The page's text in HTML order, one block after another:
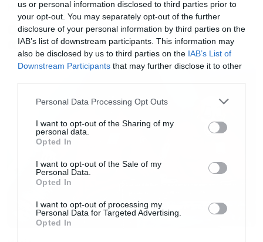
us or personal information disclosed to third parties prior to
your opt-out. You may separately opt-out of the further
disclosure of your personal information by third parties on the
IAB’s list of downstream participants. This information may
also be disclosed by us to third parties on the IAB’s List of
Downstream Participants that may further disclose it to other
Please note that this website/app uses one or more Google
not limited to your visit or usage behaviour. You may click to
grant or deny consent to Google and its third-party tags to
use your data for below specified purposes in below Google
consent section.
Personal Data Processing Opt Outs
I want to opt-out of the Sharing of my
personal data.
Opted In
I want to opt-out of the Sale of my
Personal Data.
Opted In
I want to opt-out of processing my
Personal Data for Targeted Advertising.
Opted In
είναι:
● Κωδικός παραγγελίας
● ΙΒΑΝ
● Τράπεζα
● Δικαιούχος
ΔΙΑΔΙΚΑΣΙΑ ΓΙΑ ΚΑΤΟΧΟΥΣ ΕΙΣΙΤΗΡΙΩΝ ΜΕΣΩ
ΤΟΥ ΔΙΚΤΥΟΥ PUBLIC
Όσοι έχετε πληρώσει τα εισιτήριά σας μέσω
internet, θα λάβετε τα χρήματα αυτομάτως
στην κάρτα σας.
Music
Ο Glenn Hughes αποσύρθηκε
από τις ζωντανές εμφανίσεις